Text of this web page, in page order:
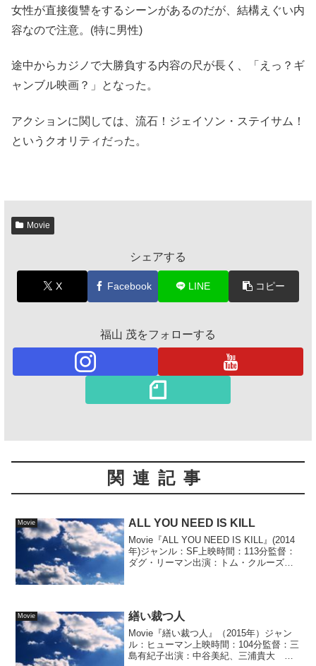
女性が直接復讐をするシーンがあるのだが、結構えぐい内
容なので注意。(特に男性)
途中からカジノで大勝負する内容の尺が長く、「えっ？ギ
ャンブル映画？」となった。
アクションに関しては、流石！ジェイソン・ステイサム！
というクオリティだった。
Movie
シェアする
X Facebook LINE コピー
福山 茂をフォローする
関連記事
Movie ALL YOU NEED IS KILL
Movie『ALL YOU NEED IS KILL』(2014
年)ジャンル：SF上映時間：113分監督：
ダグ・リーマン出演：トム・クルーズ、
Movie 繕い裁つ人
Movie『繕い裁つ人』（2015年）ジャン
ル：ヒューマン上映時間：104分監督：三
島有紀子出演：中谷美紀、三浦貴大 他